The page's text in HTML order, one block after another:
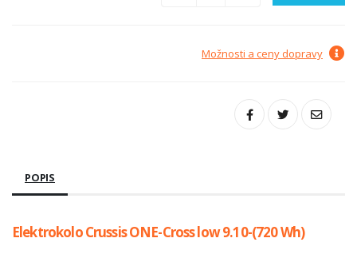
Možnosti a ceny dopravy
POPIS
Elektrokolo Crussis ONE-Cross low 9.10-(720 Wh)